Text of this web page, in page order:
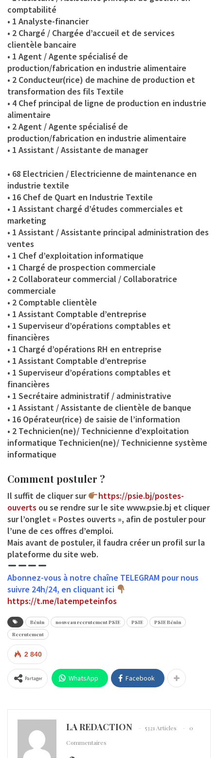
comptabilité
• 1 Analyste-financier
• 2 Chargé / Chargée d’accueil et de services
clientèle bancaire
• 1 Agent / Agente spécialisé de
production/fabrication en industrie alimentaire
• 2 Conducteur(rice) de machine de production et
transformation des fils Textile
• 4 Chef principal de ligne de production en industrie
alimentaire
• 2 Agent / Agente spécialisé de
production/fabrication en industrie alimentaire
• 1 Assistant / Assistante de manager
• 68 Electricien / Electricienne de maintenance en
industrie textile
• 16 Chef de Quart en Industrie Textile
• 1 Assistant chargé d’études commerciales et
marketing
• 1 Assistant / Assistante principal administration des
ventes
• 1 Chef d’exploitation informatique
• 1 Chargé de prospection commerciale
• 2 Collaborateur commercial / Collaboratrice
commerciale
• 2 Comptable clientèle
• 1 Assistant Comptable d’entreprise
• 1 Superviseur d’opérations comptables et
financières
• 1 Chargé d’opérations RH en entreprise
• 1 Assistant Comptable d’entreprise
• 1 Superviseur d’opérations comptables et
financières
• 1 Secrétaire administratif / administrative
• 1 Assistant / Assistante de clientèle de banque
• 16 Opérateur(rice) de saisie de l’information
• 2 Technicien(ne)/ Technicienne d’exploitation
informatique Technicien(ne)/ Technicienne système
informatique
Comment postuler ?
Il suffit de cliquer sur
https://psie.bj/postes-
ouverts ou se rendre sur le site www.psie.bj et cliquer
sur l’onglet « Postes ouverts », afin de postuler pour
l’une de ces offres d’emploi.
Mais avant de postuler, il faudra créer un profil sur la
plateforme du site web.
Abonnez-vous à notre chaîne TELEGRAM pour nous
suivre 24h/24, en cliquant ici
https://t.me/latempeteinfos
Bénin nouveau recrutement PSIE PSIE
PSIE Bénin
Recrutement
2 840
Partager WhatsApp Facebook
LA REDACTION 5321 Articles
0
Commentaires